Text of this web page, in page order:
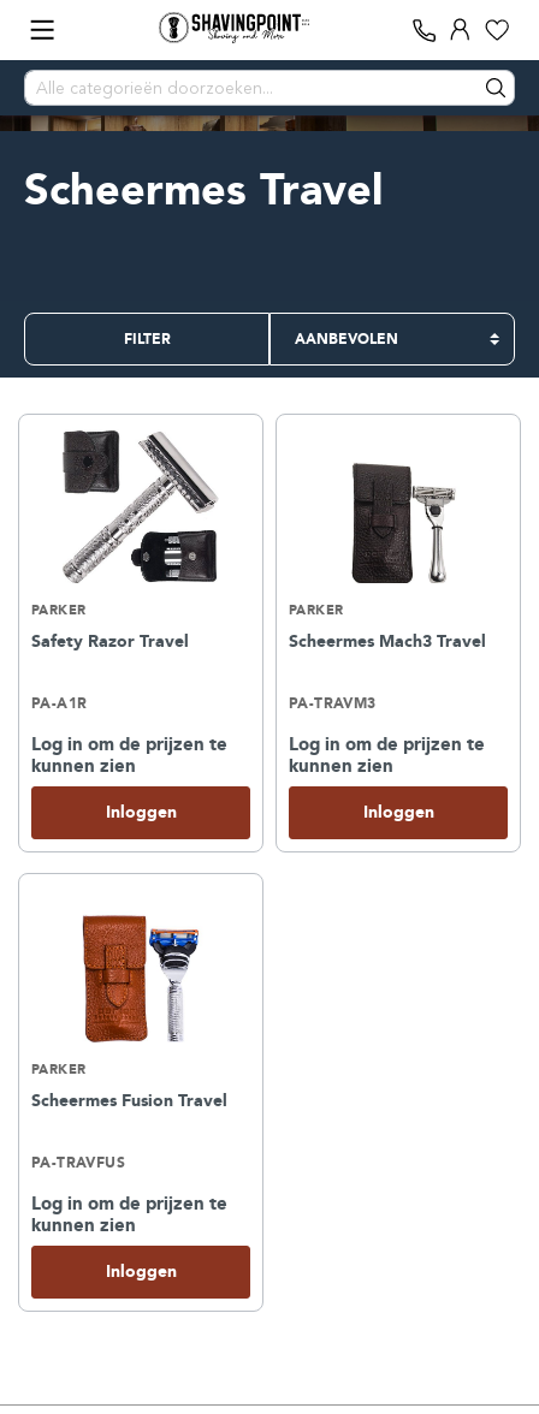
Scheermes Travel
FILTER
PARKER
Safety Razor Travel
PA-A1R
Log in om de prijzen te
kunnen zien
Inloggen
PARKER
Scheermes Mach3 Travel
PA-TRAVM3
Log in om de prijzen te
kunnen zien
Inloggen
PARKER
Scheermes Fusion Travel
PA-TRAVFUS
Log in om de prijzen te
kunnen zien
Inloggen